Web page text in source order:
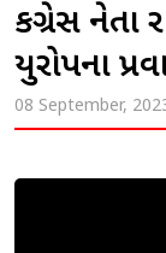
કોંગ્રેસ
યુરોપના
08 September,